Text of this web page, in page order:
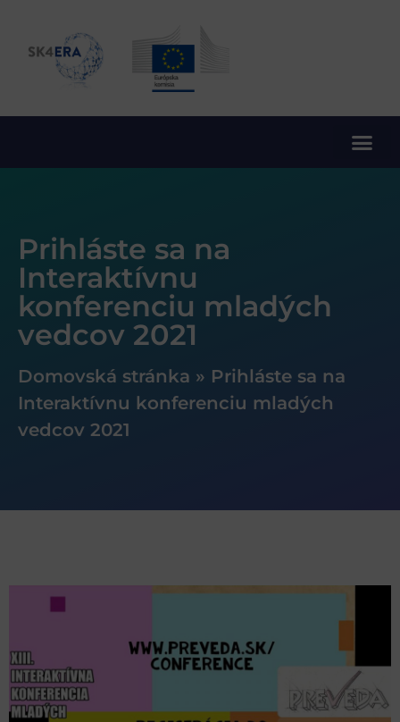
Prihláste sa na
Interaktívnu
konferenciu mladých
vedcov 2021
Domovská stránka » Prihláste sa na
Interaktívnu konferenciu mladých
vedcov 2021